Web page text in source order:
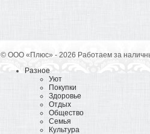
© ООО «Плюс» - 2026 Работаем за
Разное
Уют
Покупки
Здоровье
Отдых
Общество
Семья
Культура